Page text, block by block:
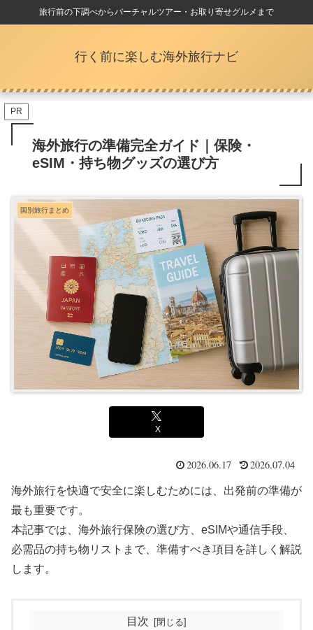
旅行前の下調べからバーチャルツアー・お取り寄せグルメまで
行く前に楽しむ海外旅行ナビ
PR
海外旅行の準備完全ガイド｜保険・
eSIM・持ち物グッズの選び方
国別旅行まとめ
X
2026.06.17 2026.07.04
海外旅行を快適で安全に楽しむためには、出発前の準備が
最も重要です。
本記事では、海外旅行保険の選び方、eSIMや通信手段、
必需品の持ち物リストまで、準備すべき項目を詳しく解説
します。
目次